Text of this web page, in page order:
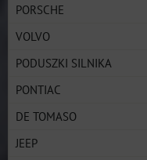
PORSCHE
VOLVO
PODUSZKI SILNIKA
PONTIAC
DE TOMASO
JEEP